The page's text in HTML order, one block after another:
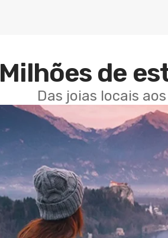
Milhões de
Das joias locais